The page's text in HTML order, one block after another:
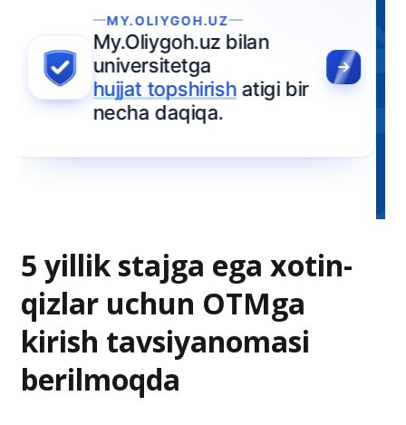
5 yillik stajga ega xotin-
qizlar uchun OTMga
kirish tavsiyanomasi
berilmoqda